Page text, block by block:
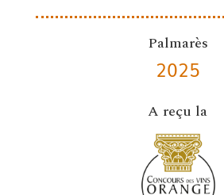
Palmarès
2025
A reçu la